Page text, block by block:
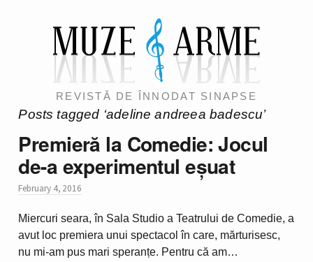
REVISTĂ DE ÎNNODAT SINAPSE
Posts tagged ‘adeline andreea badescu’
Premieră la Comedie: Jocul
de-a experimentul eșuat
February 4, 2016
Miercuri seara, în Sala Studio a Teatrului de Comedie, a
avut loc premiera unui spectacol în care, mărturisesc,
nu mi-am pus mari speranțe. Pentru că am…